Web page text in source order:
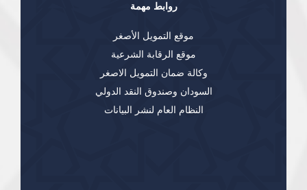
روابط مهمة
موقع التمويل الأصغر
موقع الرقابة الشرعية
وكالة ضمان التمويل الاصغر
السودان وصندوق النقد الدولي
النظام العام لنشر البيانات